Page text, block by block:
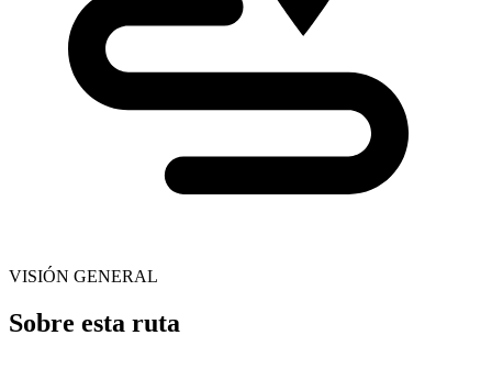
VISIÓN GENERAL
Sobre esta ruta